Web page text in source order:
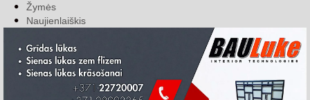
Žymės
Naujienlaiškis